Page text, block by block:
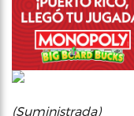
(Suministrada)